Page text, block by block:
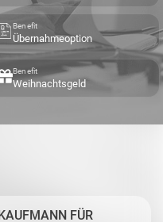
Benefit
Übernahmeoption
Benefit
Weihnachtsgeld
FÜR